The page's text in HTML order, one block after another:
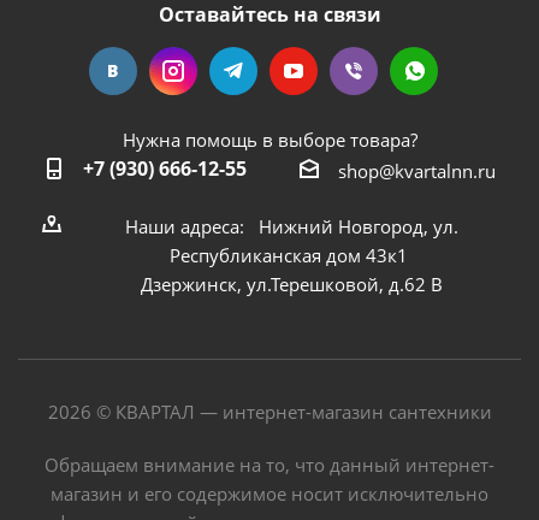
Оставайтесь на связи
Нужна помощь в выборе товара?
+7 (930) 666-12-55 shop@kvartalnn.ru
Наши адреса: Нижний Новгород, ул.
Республиканская дом 43к1
Дзержинск, ул.Терешковой, д.62 В
2026 © КВАРТАЛ — интернет-магазин сантехники
Обращаем внимание на то, что данный интернет-
магазин и его содержимое носит исключительно